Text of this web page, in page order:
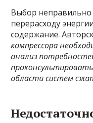
Выбор неправильно
перерасходу
содержание.
компрессора
анализ
области систем